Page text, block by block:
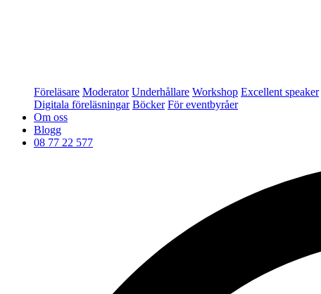
Föreläsare Moderator Underhållare Workshop Excellent speaker
Digitala föreläsningar Böcker För eventbyråer
Om oss
Blogg
08 77 22 577